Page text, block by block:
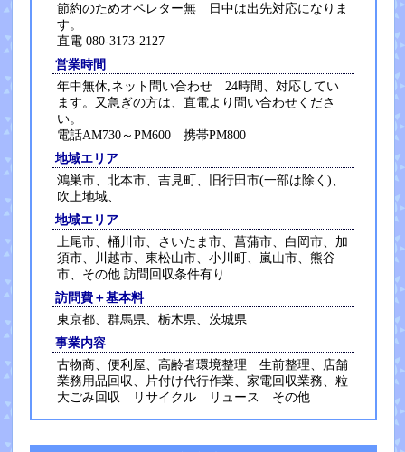
節約のためオペレター無 日中は出先対応になりま
す。
直電 080-3173-2127
営業時間
年中無休,ネット問い合わせ 24時間、対応してい
ます。又急ぎの方は、直電より問い合わせくださ
い。
電話AM730～PM600 携帯PM800
地域エリア
鴻巣市、北本市、吉見町、旧行田市(一部は除く)、
吹上地域、
地域エリア
上尾市、桶川市、さいたま市、菖蒲市、白岡市、加
須市、川越市、東松山市、小川町、嵐山市、熊谷
市、その他 訪問回収条件有り
訪問費＋基本料
東京都、群馬県、栃木県、茨城県
事業内容
古物商、便利屋、高齢者環境整理 生前整理、店舗
業務用品回収、片付け代行作業、家電回収業務、粒
大ごみ回収 リサイクル リュース その他